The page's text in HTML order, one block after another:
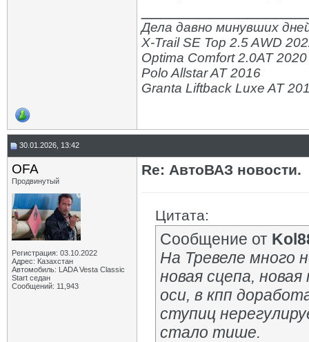
Дела давно минувших
X-Trail SE Top 2.5 AWD
Optima Comfort 2.0AT 2020
Polo Allstar AT 2016
Granta Liftback Luxe AT
30.01.2026, 13:42
OFA
Продвинутый
Регистрация: 03.10.2022
Адрес: Казахстан
Автомобиль: LADA Vesta Classic
Start седан
Сообщений: 11,943
Re: АвтоВАЗ новости.
Цитата:
Сообщение от
На Тревеле много
новая сцепа,
оси, в кпп
ступиц
стало тише.